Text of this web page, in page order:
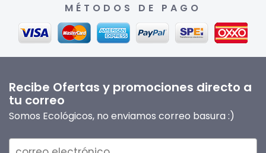
MÉTODOS DE PAGO
Recibe Ofertas y promociones directo a
tu correo
Somos Ecológicos, no enviamos correo basura :)